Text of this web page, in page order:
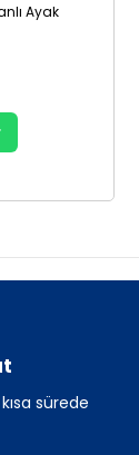
Ayak
sürede